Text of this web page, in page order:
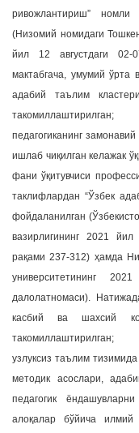
ривожлантириш” номли
(Низомий номидаги
йил 12 августдаги 02-
мактабгача, умумий ўрта
адабий таълим
такомиллаштирилган;
педагогиканинг
ишлаб чиқилган келажак
фани ўқитувчиси
таклифлардан “Ўзбек
фойдаланилган
вазирлигининг 2021
рақами 237-312) ҳамда
университетининг
далолатномаси).
касбий ва шахсий
такомиллаштирилган;
узлуксиз таълим
методик асослари,
педагогик
алоқалар бўйича